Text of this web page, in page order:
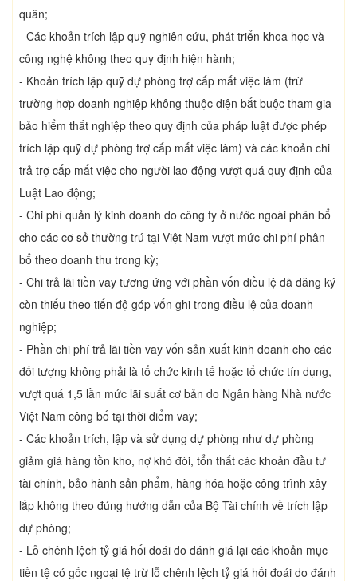
quân;
- Các khoản trích lập quỹ nghiên cứu, phát triển khoa học và
công nghệ không theo quy định hiện hành;
- Khoản trích lập quỹ dự phòng trợ cấp mất việc làm (trừ
trường hợp doanh nghiệp không thuộc diện bắt buộc tham gia
bảo hiểm thất nghiệp theo quy định của pháp luật được phép
trích lập quỹ dự phòng trợ cấp mất việc làm) và các khoản chi
trả trợ cấp mất việc cho người lao động vượt quá quy định của
Luật Lao động;
- Chi phí quản lý kinh doanh do công ty ở nước ngoài phân bổ
cho các cơ sở thường trú tại Việt Nam vượt mức chi phí phân
bổ theo doanh thu trong kỳ;
- Chi trả lãi tiền vay tương ứng với phần vốn điều lệ đã đăng ký
còn thiếu theo tiến độ góp vốn ghi trong điều lệ của doanh
nghiệp;
- Phần chi phí trả lãi tiền vay vốn sản xuất kinh doanh cho các
đối tượng không phải là tổ chức kinh tế hoặc tổ chức tín dụng,
vượt quá 1,5 lần mức lãi suất cơ bản do Ngân hàng Nhà nước
Việt Nam công bố tại thời điểm vay;
- Các khoản trích, lập và sử dụng dự phòng như dự phòng
giảm giá hàng tồn kho, nợ khó đòi, tổn thất các khoản đầu tư
tài chính, bảo hành sản phẩm, hàng hóa hoặc công trình xây
lắp không theo đúng hướng dẫn của Bộ Tài chính về trích lập
dự phòng;
- Lỗ chênh lệch tỷ giá hối đoái do đánh giá lại các khoản mục
tiền tệ có gốc ngoại tệ trừ lỗ chênh lệch tỷ giá hối đoái do đánh